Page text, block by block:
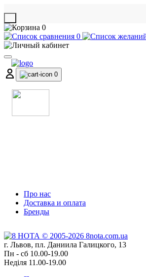
0
0
0
Про нас
Доставка и оплата
Бренды
г. Львов, пл. Даниила Галицкого, 13
Пн - сб 10.00-19.00
Неділя 11.00-19.00